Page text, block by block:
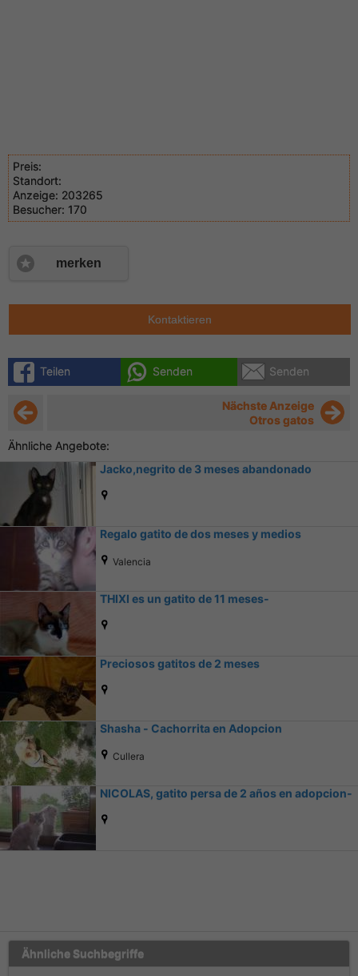
Preis:
Standort:
Anzeige: 203265
Besucher: 170
merken
Kontaktieren
Teilen Senden Senden
Nächste Anzeige
Otros gatos
Ähnliche Angebote:
Jacko,negrito de 3 meses abandonado
Regalo gatito de dos meses y medios
Valencia
THIXI es un gatito de 11 meses-
Preciosos gatitos de 2 meses
Shasha - Cachorrita en Adopcion
Cullera
NICOLAS, gatito persa de 2 años en adopcion-
Ähnliche Suchbegriffe